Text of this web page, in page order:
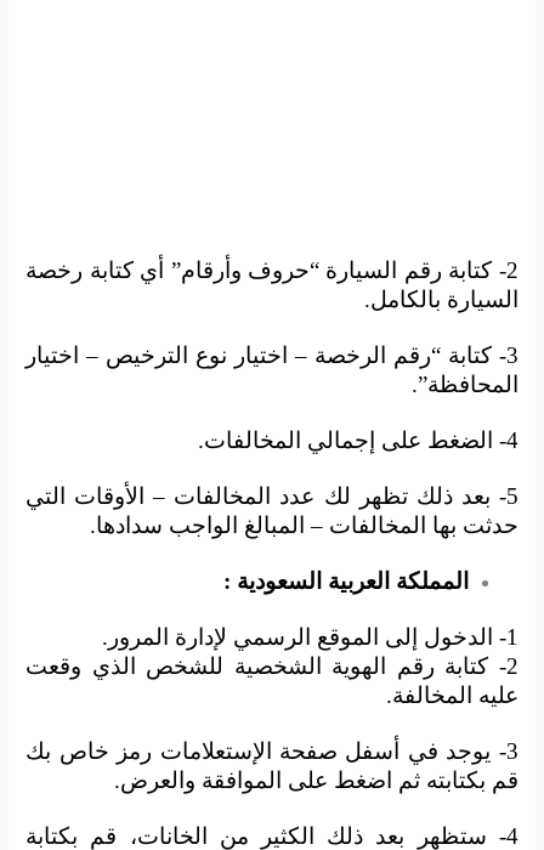
2- كتابة رقم السيارة “حروف وأرقام” أي كتابة رخصة
السيارة بالكامل.
3- كتابة “رقم الرخصة – اختيار نوع الترخيص – اختيار
المحافظة”.
4- الضغط على إجمالي المخالفات.
5- بعد ذلك تظهر لك عدد المخالفات – الأوقات التي
حدثت بها المخالفات – المبالغ الواجب سدادها.
المملكة العربية السعودية :
1- الدخول إلى الموقع الرسمي لإدارة المرور.
2- كتابة رقم الهوية الشخصية للشخص الذي وقعت
عليه المخالفة.
3- يوجد في أسفل صفحة الإستعلامات رمز خاص بك
قم بكتابته ثم اضغط على الموافقة والعرض.
4- ستظهر بعد ذلك الكثير من الخانات، قم بكتابة